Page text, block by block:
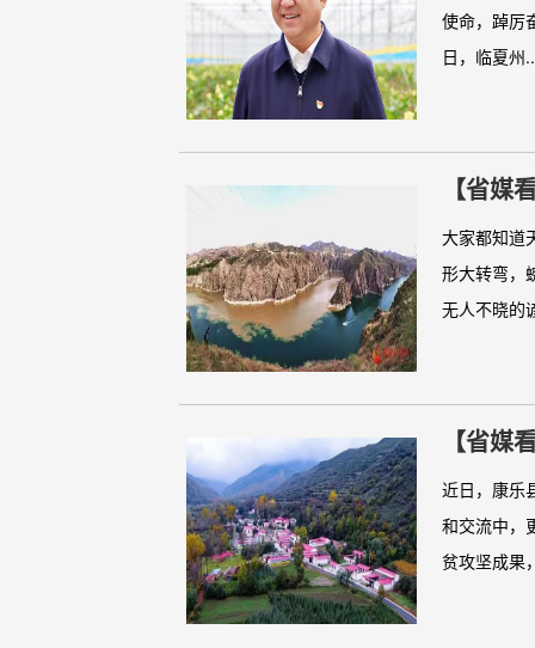
使命，踔厉
日，临夏州
【省媒
大家都知道
形大转弯，
无人不晓的
【省媒
近日，康乐
和交流中，
贫攻坚成果